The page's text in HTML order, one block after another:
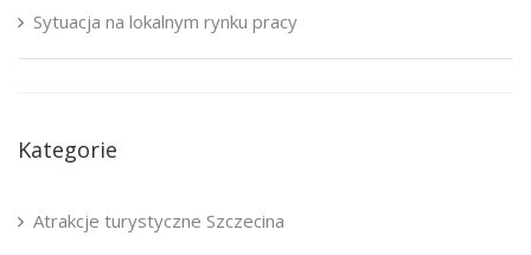
Sytuacja na lokalnym rynku pracy
Kategorie
Atrakcje turystyczne Szczecina